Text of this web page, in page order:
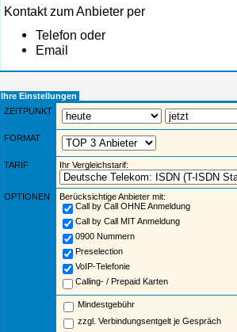
Kontakt zum Anbieter per
Telefon oder
Email
Ihre Einstellungen
ZEITPUNKT
FORMAT
TARIF Ihr Vergleichstarif:
OPTIONEN
Berücksichtige Anbieter mit:
Call by Call OHNE Anmeldung
Call by Call MIT Anmeldung
0900 Nummern
Preselection
VoIP-Telefonie
Calling- / Prepaid Karten
Mindestgebühr
zzgl. Verbindungsentgelt je Gespräch